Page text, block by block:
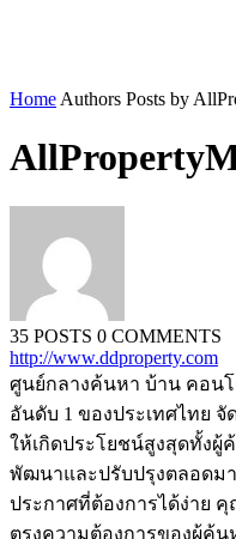
Home Authors Posts by
35 POSTS 0 COMMENTS
http://www.ddproperty.com
ศูนย์กลางค้นหา บ้าน คอน
อันดับ 1 ของประเทศไทย จั
ให้เกิดประโยชน์สูงสุดทั้งผู้
พัฒนาและปรับปรุงตลอดม
ประกาศที่ต้องการได้ง่าย
ตรงความต้องการของผู้ค้